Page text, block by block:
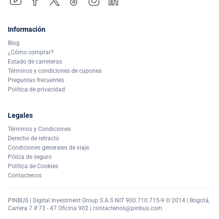
Información
Blog
¿Cómo comprar?
Estado de carreteras
Términos y condiciones de cupones
Preguntas frecuentes
Política de privacidad
Legales
Términos y Condiciones
Derecho de retracto
Condiciones generales de viaje
Póliza de seguro
Política de Cookies
Contactenos
PINBUS | Digital Investment Group S.A.S NIT 900.710.715-9 © 2014 | Bogotá,
Carrera 7 # 73 - 47 Oficina 902 | contactenos@pinbus.com